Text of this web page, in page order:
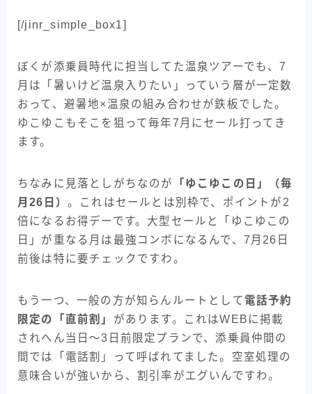
[/jinr_simple_box1]
ぼくが添乗員時代に担当してた温泉ツアーでも、7
月は「暑いけど温泉入りたい」っていう層が一定数
おって、避暑地×温泉の組み合わせが鉄板でした。
ゆこゆこもそこを狙って毎年7月にセール打ってき
ます。
ちなみに見落としがちなのが
「ゆこゆこの日」（毎
月26日） 。これはセールとは別枠で、ポイントが2
倍になるお得デーです。大型セールと「ゆこゆこの
日」が重なる月は最強コンボになるんで、7月26日
前後は特に要チェックですわ。
もう一つ、一般の方が知らんルートとして 電話予約
限定の「直前割」 があります。これはWEBに掲載
されへん当日〜3日前限定プランで、添乗員仲間の
間では「電話割」って呼ばれてました。空室処理の
意味合いが強いから、割引率がエグいんですわ。